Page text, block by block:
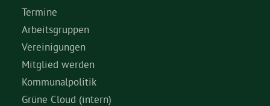
Termine
Arbeitsgruppen
Vereinigungen
Mitglied werden
Kommunalpolitik
Grüne Cloud (intern)